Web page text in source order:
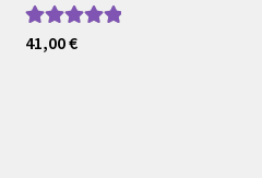
Bewertet mit
41,00€